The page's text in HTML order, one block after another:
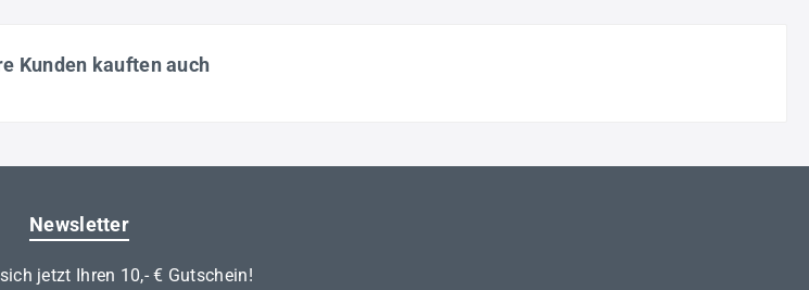
Kunden kauften auch
Newsletter
jetzt Ihren 10,- € Gutschein!